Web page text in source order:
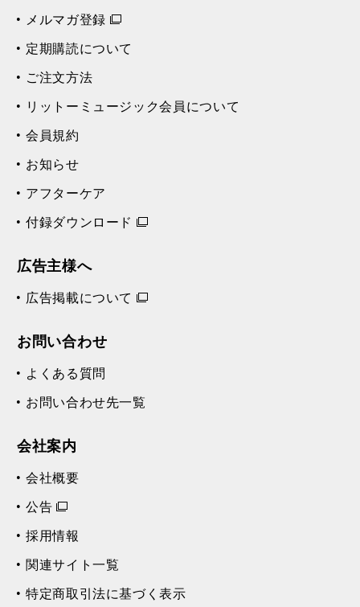
メルマガ登録
定期購読について
ご注文方法
リットーミュージック会員について
会員規約
お知らせ
アフターケア
付録ダウンロード
広告主様へ
広告掲載について
お問い合わせ
よくある質問
お問い合わせ先一覧
会社案内
会社概要
公告
採用情報
関連サイト一覧
特定商取引法に基づく表示